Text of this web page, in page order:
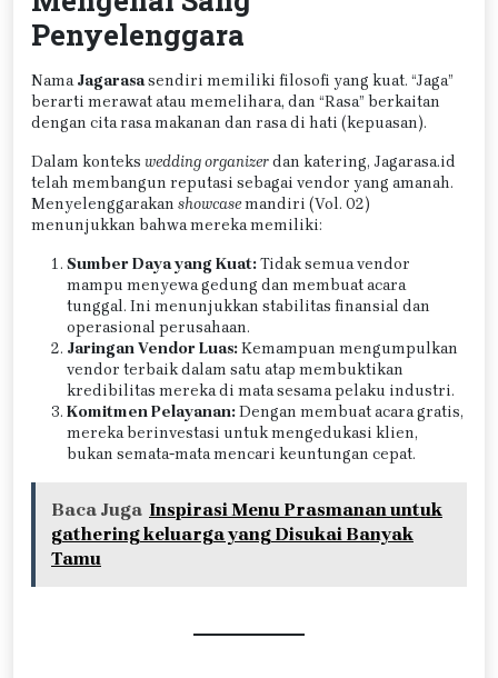
Penyelenggara
NamaJagarasasendiri memiliki filosofi yang kuat. “Jaga”
berarti merawat atau memelihara, dan “Rasa” berkaitan
dengan cita rasa makanan dan rasa di hati (kepuasan).
Dalam konteks wedding organizerdan katering, Jagarasa.id
telah membangun reputasi sebagai vendor yang amanah.
Menyelenggarakan showcasemandiri (Vol. 02)
menunjukkan bahwa mereka memiliki:
Sumber Daya yang Kuat:Tidak semua vendor
mampu menyewa gedung dan membuat acara
tunggal. Ini menunjukkan stabilitas finansial dan
operasional perusahaan.
Jaringan Vendor Luas:Kemampuan mengumpulkan
vendor terbaik dalam satu atap membuktikan
kredibilitas mereka di mata sesama pelaku industri.
Komitmen Pelayanan:Dengan membuat acara gratis,
mereka berinvestasi untuk mengedukasi klien,
bukan semata-mata mencari keuntungan cepat.
Baca Juga Inspirasi Menu Prasmanan untuk
gathering keluarga yang Disukai Banyak
Tamu